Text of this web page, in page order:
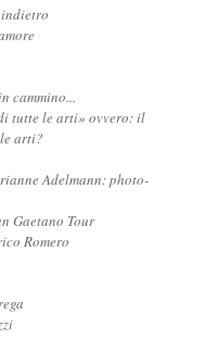
cammino...
tutte le arti» ovvero: il
arti?
Adelmann: photo-
Gaetano Tour
Romero